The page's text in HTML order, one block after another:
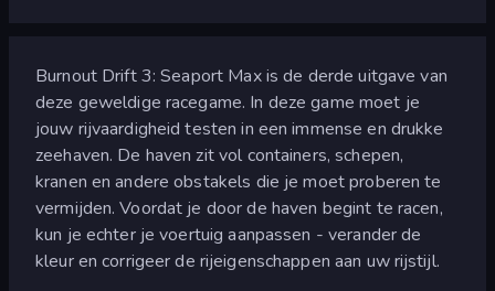
Burnout Drift 3: Seaport Max is de derde uitgave van
deze geweldige racegame. In deze game moet je
jouw rijvaardigheid testen in een immense en drukke
zeehaven. De haven zit vol containers, schepen,
kranen en andere obstakels die je moet proberen te
vermijden. Voordat je door de haven begint te racen,
kun je echter je voertuig aanpassen - verander de
kleur en corrigeer de rijeigenschappen aan uw rijstijl.